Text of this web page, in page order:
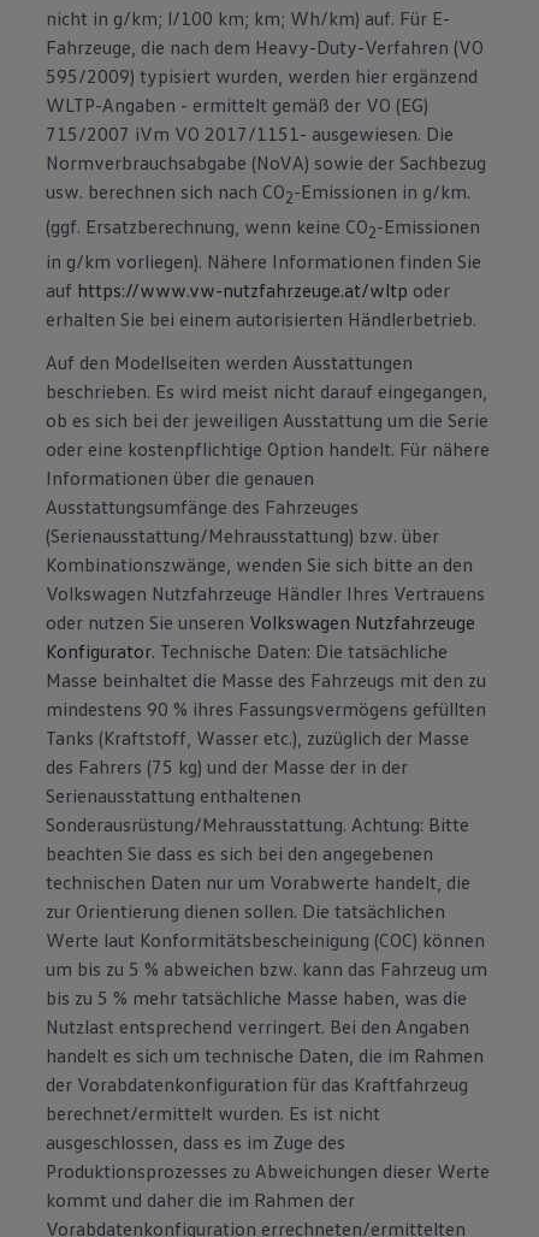
nicht in g/km; l/100 km; km; Wh/km) auf. Für E-
Fahrzeuge, die nach dem Heavy-Duty-Verfahren (VO
595/2009) typisiert wurden, werden hier ergänzend
WLTP-Angaben - ermittelt gemäß der VO (EG)
715/2007 iVm VO 2017/1151- ausgewiesen. Die
Normverbrauchsabgabe (NoVA) sowie der Sachbezug
usw. berechnen sich nach CO2-Emissionen in g/km.
(ggf. Ersatzberechnung, wenn keine CO2-Emissionen
in g/km vorliegen). Nähere Informationen finden Sie
auf https://www.vw-nutzfahrzeuge.at/wltp oder
erhalten Sie bei einem autorisierten Händlerbetrieb.
Auf den Modellseiten werden Ausstattungen
beschrieben. Es wird meist nicht darauf eingegangen,
ob es sich bei der jeweiligen Ausstattung um die Serie
oder eine kostenpflichtige Option handelt. Für nähere
Informationen über die genauen
Ausstattungsumfänge des Fahrzeuges
(Serienausstattung/Mehrausstattung) bzw. über
Kombinationszwänge, wenden Sie sich bitte an den
Volkswagen Nutzfahrzeuge Händler Ihres Vertrauens
oder nutzen Sie unseren Volkswagen Nutzfahrzeuge
Konfigurator. Technische Daten: Die tatsächliche
Masse beinhaltet die Masse des Fahrzeugs mit den zu
mindestens 90 % ihres Fassungsvermögens gefüllten
Tanks (Kraftstoff, Wasser etc.), zuzüglich der Masse
des Fahrers (75 kg) und der Masse der in der
Serienausstattung enthaltenen
Sonderausrüstung/Mehrausstattung. Achtung: Bitte
beachten Sie dass es sich bei den angegebenen
technischen Daten nur um Vorabwerte handelt, die
zur Orientierung dienen sollen. Die tatsächlichen
Werte laut Konformitätsbescheinigung (COC) können
um bis zu 5 % abweichen bzw. kann das Fahrzeug um
bis zu 5 % mehr tatsächliche Masse haben, was die
Nutzlast entsprechend verringert. Bei den Angaben
handelt es sich um technische Daten, die im Rahmen
der Vorabdatenkonfiguration für das Kraftfahrzeug
berechnet/ermittelt wurden. Es ist nicht
ausgeschlossen, dass es im Zuge des
Produktionsprozesses zu Abweichungen dieser Werte
kommt und daher die im Rahmen der
Vorabdatenkonfiguration errechneten/ermittelten